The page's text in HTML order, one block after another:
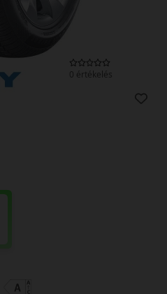
0 értékelés